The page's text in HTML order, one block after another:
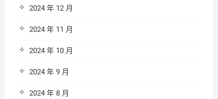
2024 年 12 月
2024 年 11 月
2024 年 10 月
2024 年 9 月
2024 年 8 月